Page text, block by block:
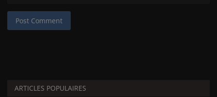
Post Comment
ARTICLES POPULAIRES